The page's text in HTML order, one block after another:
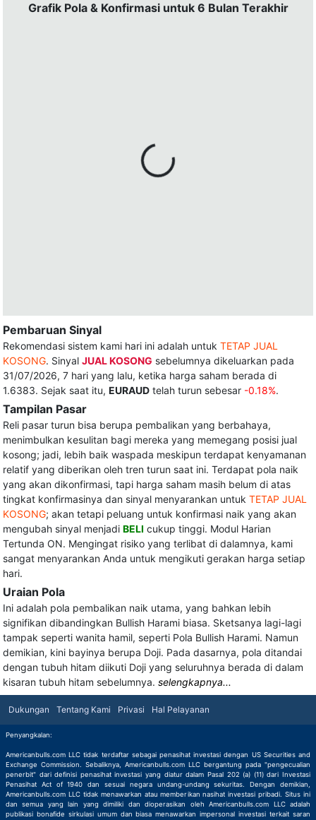
Grafik Pola & Konfirmasi untuk 6 Bulan Terakhir
Pembaruan Sinyal
Rekomendasi sistem kami hari ini adalah untuk TETAP JUAL
KOSONG. Sinyal JUAL KOSONG sebelumnya dikeluarkan pada
31/07/2026, 7 hari yang lalu, ketika harga saham berada di
1.6383. Sejak saat itu, EURAUD telah turun sebesar -0.18%.
Tampilan Pasar
Reli pasar turun bisa berupa pembalikan yang berbahaya,
menimbulkan kesulitan bagi mereka yang memegang posisi jual
kosong; jadi, lebih baik waspada meskipun terdapat kenyamanan
relatif yang diberikan oleh tren turun saat ini. Terdapat pola naik
yang akan dikonfirmasi, tapi harga saham masih belum di atas
tingkat konfirmasinya dan sinyal menyarankan untuk TETAP JUAL
KOSONG; akan tetapi peluang untuk konfirmasi naik yang akan
mengubah sinyal menjadi BELI cukup tinggi. Modul Harian
Tertunda ON. Mengingat risiko yang terlibat di dalamnya, kami
sangat menyarankan Anda untuk mengikuti gerakan harga setiap
hari.
Uraian Pola
Ini adalah pola pembalikan naik utama, yang bahkan lebih
signifikan dibandingkan Bullish Harami biasa. Sketsanya lagi-lagi
tampak seperti wanita hamil, seperti Pola Bullish Harami. Namun
demikian, kini bayinya berupa Doji. Pada dasarnya, pola ditandai
dengan tubuh hitam diikuti Doji yang seluruhnya berada di dalam
kisaran tubuh hitam sebelumnya. selengkapnya...
Dukungan Tentang Kami Privasi Hal Pelayanan
Penyangkalan:
Americanbulls.com LLC tidak terdaftar sebagai penasihat investasi dengan US Securities and
Exchange Commission. Sebaliknya, Americanbulls.com LLC bergantung pada "pengecualian
penerbit" dari definisi penasihat investasi yang diatur dalam Pasal 202 (a) (11) dari Investasi
Penasihat Act of 1940 dan sesuai negara undang-undang sekuritas. Dengan demikian,
Americanbulls.com LLC tidak menawarkan atau memberikan nasihat investasi pribadi. Situs ini
dan semua yang lain yang dimiliki dan dioperasikan oleh Americanbulls.com LLC adalah
publikasi bonafide sirkulasi umum dan biasa menawarkan impersonal investasi terkait saran